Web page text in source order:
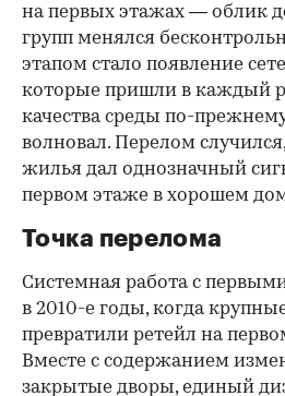
на первых этажах — облик
групп менялся
этапом стало появление
которые пришли в каждый
качества среды по-
волновал. Перелом
жилья дал однозначный
первом этаже в хорошем
Точка перелома
Системная работа с
в 2010-е годы, когда
превратили ретейл на
Вместе с содержанием
закрытые дворы, единый